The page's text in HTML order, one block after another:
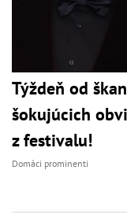
Týždeň od
šokujúcich
z festivalu!
Domáci prominenti